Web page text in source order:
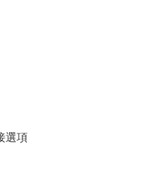
選項